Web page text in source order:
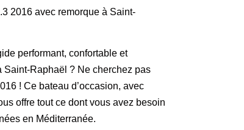
2016 avec remorque à Saint-
performant, confortable et
Saint-Raphaël ? Ne cherchez pas
! Ce bateau d’occasion, avec
offre tout ce dont vous avez besoin
en Méditerranée.